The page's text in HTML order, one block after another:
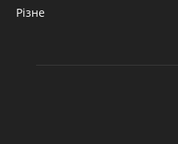
Різне